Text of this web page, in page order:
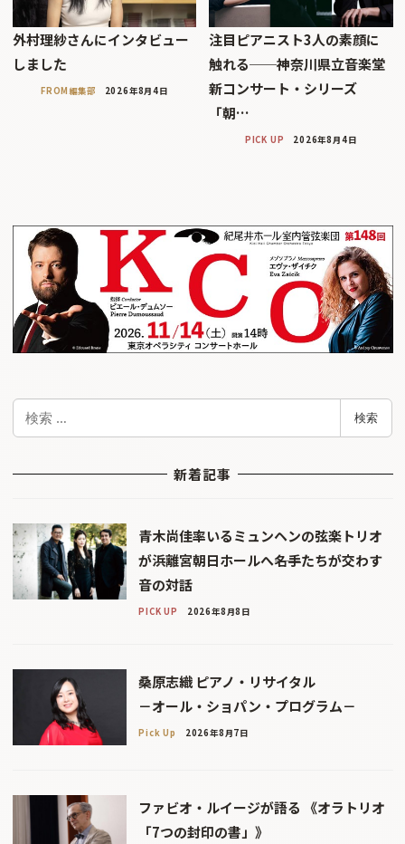
外村理紗さんにインタビュー
しました
FROM編集部 2026年8月4日
注目ピアニスト3人の素顔に
触れる──神奈川県立音楽堂
新コンサート・シリーズ
「朝…
PICK UP 2026年8月4日
検
検索
新着記事
青木尚佳率いるミュンヘンの弦楽トリオ
が浜離宮朝日ホールへ――名手たちが交わす
音の対話
PICK UP 2026年8月8日
桑原志織 ピアノ・リサイタル
－オール・ショパン・プログラム－
Pick Up 2026年8月7日
ファビオ・ルイージが語る 《オラトリオ
「7つの封印の書」》